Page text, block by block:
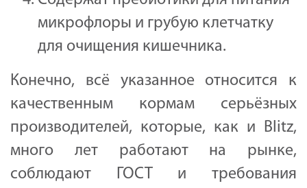
микрофлоры и грубую клетчатку
для очищения кишечника.
Конечно, всё указанное относится к
качественным кормам серьёзных
производителей, которые, как и Blitz,
много лет работают на рынке,
соблюдают ГОСТ и требования